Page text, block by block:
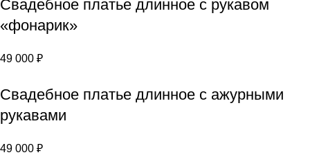
Свадебное платье длинное с рукавом
«фонарик»
49 000 ₽
Свадебное платье длинное с ажурными
рукавами
49 000 ₽